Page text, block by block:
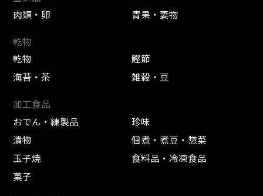
肉類・卵
青果・妻物
乾物
乾物
鰹節
海苔・茶
雑穀・豆
加工食品
おでん・練製品
珍味
漬物
佃煮・煮豆・惣菜
玉子焼
食料品・冷凍食品
菓子